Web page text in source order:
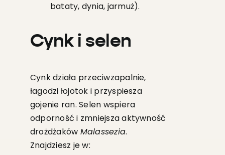
bataty, dynia, jarmuż).
Cynk i selen
Cynk działa przeciwzapalnie,
łagodzi łojotok i przyspiesza
gojenie ran. Selen wspiera
odporność i zmniejsza aktywność
drożdżaków Malassezia.
Znajdziesz je w: